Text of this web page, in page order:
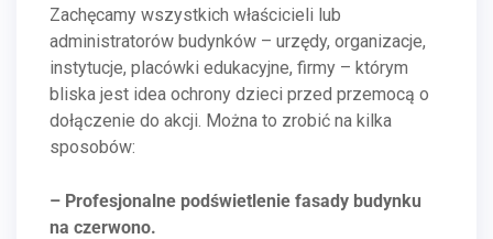
Zachęcamy wszystkich właścicieli lub
administratorów budynków – urzędy, organizacje,
instytucje, placówki edukacyjne, ﬁrmy – którym
bliska jest idea ochrony dzieci przed przemocą o
dołączenie do akcji. Można to zrobić na kilka
sposobów:
– Profesjonalne podświetlenie fasady budynku
na czerwono.